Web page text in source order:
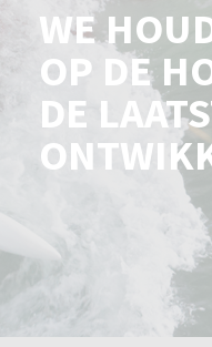
WE
OP DE
DE